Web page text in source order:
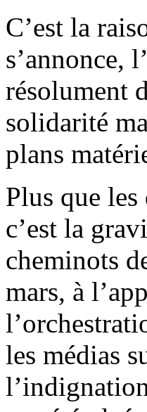
C’est la
s’annonce,
résolument
solidarité
plans
Plus que
c’est la
cheminots
mars, à
les médias